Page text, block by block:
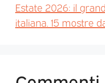
Estate 2026: il
italiana. 15 mostre